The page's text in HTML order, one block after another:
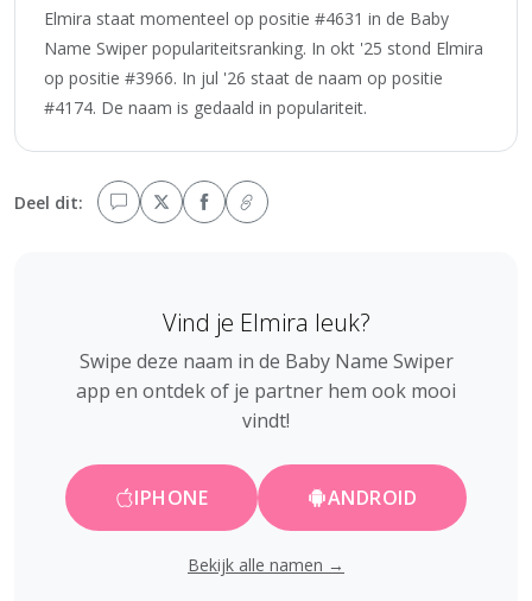
Elmira staat momenteel op positie #4631 in de Baby
Name Swiper populariteitsranking. In okt '25 stond Elmira
op positie #3966. In jul '26 staat de naam op positie
#4174. De naam is gedaald in populariteit.
Deel dit:
Vind je Elmira leuk?
Swipe deze naam in de Baby Name Swiper
app en ontdek of je partner hem ook mooi
vindt!
IPHONE ANDROID
Bekijk alle namen →